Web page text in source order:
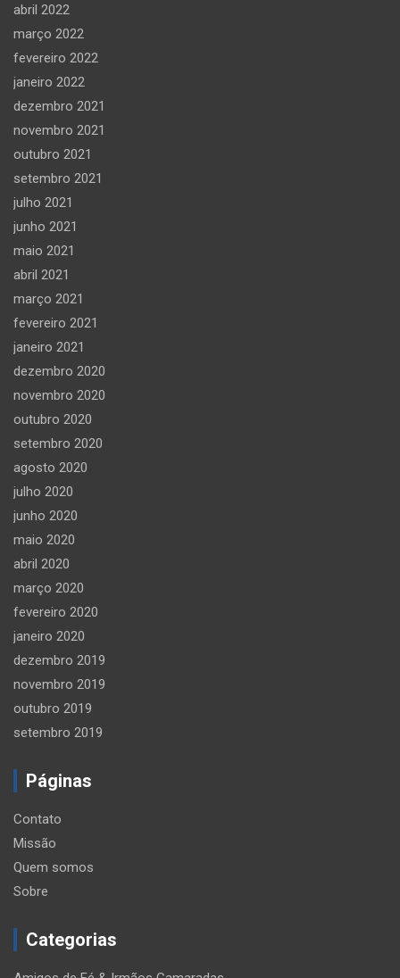
abril 2022
março 2022
fevereiro 2022
janeiro 2022
dezembro 2021
novembro 2021
outubro 2021
setembro 2021
julho 2021
junho 2021
maio 2021
abril 2021
março 2021
fevereiro 2021
janeiro 2021
dezembro 2020
novembro 2020
outubro 2020
setembro 2020
agosto 2020
julho 2020
junho 2020
maio 2020
abril 2020
março 2020
fevereiro 2020
janeiro 2020
dezembro 2019
novembro 2019
outubro 2019
setembro 2019
Páginas
Contato
Missão
Quem somos
Sobre
Categorias